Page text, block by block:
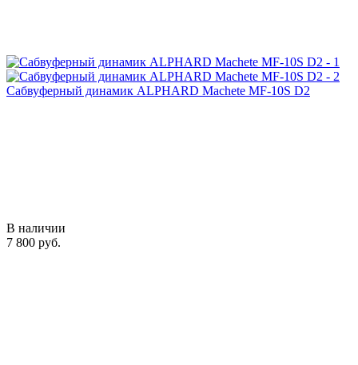
Сабвуферный динамик ALPHARD Machete MF-10S D2
В наличии
7 800 руб.